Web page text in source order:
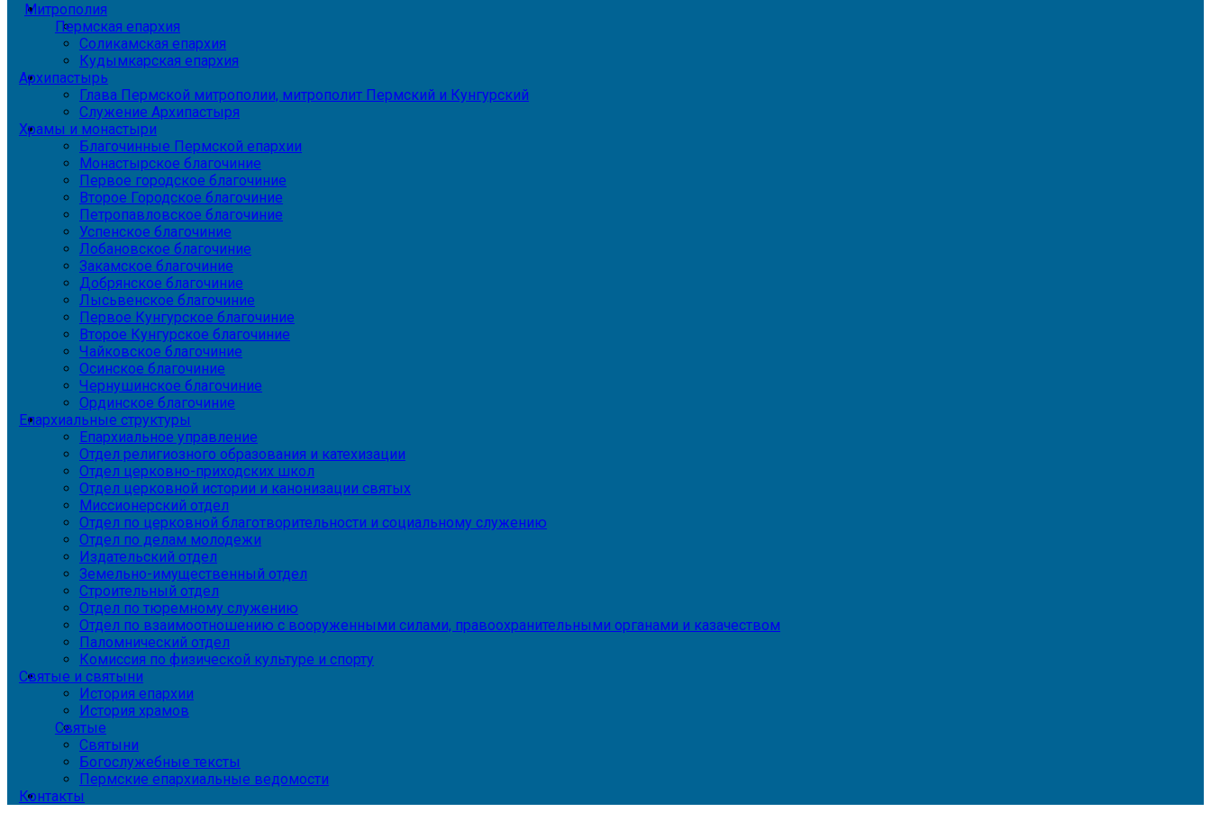
Митрополия
Пермская епархия
Соликамская епархия
Кудымкарская епархия
Архипастырь
Глава Пермской митрополии, митрополит Пермский и Кунгурский
Служение Архипастыря
Храмы и монастыри
Благочинные Пермской епархии
Монастырское благочиние
Первое городское благочиние
Второе Городское благочиние
Петропавловское благочиние
Успенское благочиние
Лобановское благочиние
Закамское благочиние
Добрянское благочиние
Лысьвенское благочиние
Первое Кунгурское благочиние
Второе Кунгурское благочиние
Чайковское благочиние
Осинское благочиние
Чернушинское благочиние
Ординское благочиние
Епархиальные структуры
Епархиальное управление
Отдел религиозного образования и катехизации
Отдел церковно-приходских школ
Отдел церковной истории и канонизации святых
Миссионерский отдел
Отдел по церковной благотворительности и социальному служению
Отдел по делам молодежи
Издательский отдел
Земельно-имущественный отдел
Строительный отдел
Отдел по тюремному служению
Отдел по взаимоотношению с вооруженными силами, правоохранительными органами и казачеством
Паломнический отдел
Комиссия по физической культуре и спорту
Святые и святыни
История епархии
История храмов
Святые
Святыни
Богослужебные тексты
Пермские епархиальные ведомости
Контакты